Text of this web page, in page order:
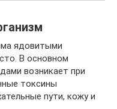
ядовитыми
В основном
возникает при
токсины
пути, кожу и